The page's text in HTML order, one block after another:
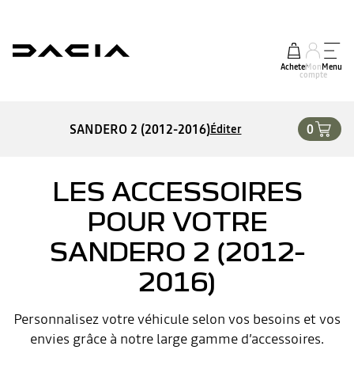
AcheterMon
compte
Menu
SANDERO 2 (2012-2016)Éditer 0
LES ACCESSOIRES
POUR VOTRE
SANDERO 2 (2012-
2016)
Personnalisez votre véhicule selon vos besoins et vos
envies grâce à notre large gamme d’accessoires.